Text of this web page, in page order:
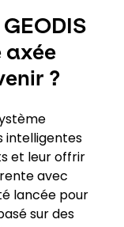
axée
?
intelligentes
et leur offrir
avec
lancée pour
sur des